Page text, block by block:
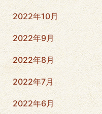
2022年10月
2022年9月
2022年8月
2022年7月
2022年6月